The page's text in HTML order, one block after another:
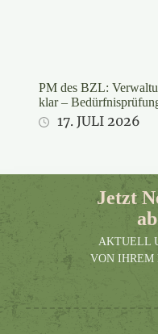
PM des BZL:
klar –
rechtswidrig
17. JULI 2026
Jetzt
AKTUELL
VON IHREM